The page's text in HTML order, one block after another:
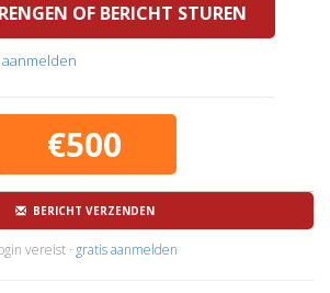
OF BERICHT STUREN
aanmelden
€500
BERICHT VERZENDEN
vereist · gratis aanmelden